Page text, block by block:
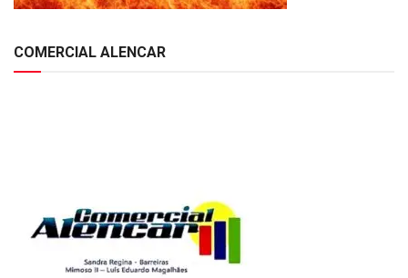
COMERCIAL ALENCAR